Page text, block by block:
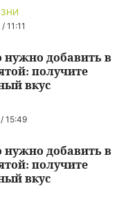
11:11
15:49
нужно добавить в
получите
вкус
нужно добавить в
получите
вкус